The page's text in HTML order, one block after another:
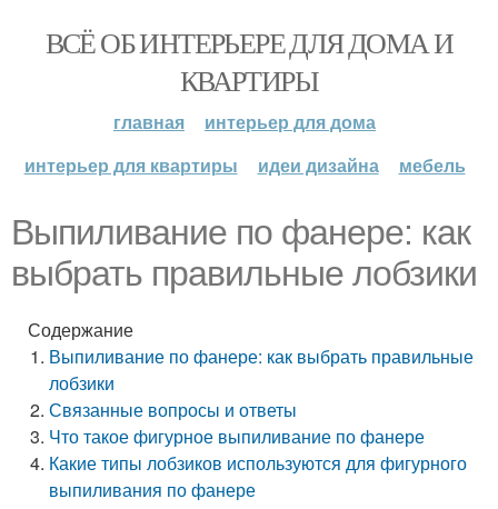
ВСЁ ОБ ИНТЕРЬЕРЕ ДЛЯ ДОМА И
КВАРТИРЫ
главная
интерьер для дома
интерьер для квартиры
идеи дизайна мебель
Выпиливание по фанере: как
выбрать правильные лобзики
Содержание
Выпиливание по фанере: как выбрать правильные
лобзики
Связанные вопросы и ответы
Что такое фигурное выпиливание по фанере
Какие типы лобзиков используются для фигурного
выпиливания по фанере